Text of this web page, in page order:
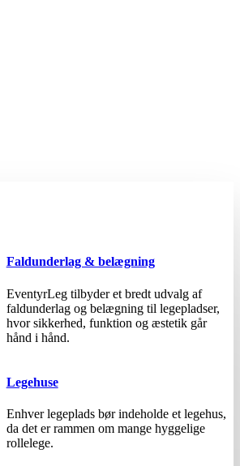
Faldunderlag & belægning
EventyrLeg tilbyder et bredt udvalg af
faldunderlag og belægning til legepladser,
hvor sikkerhed, funktion og æstetik går
hånd i hånd.
Legehuse
Enhver legeplads bør indeholde et legehus,
da det er rammen om mange hyggelige
rollelege.